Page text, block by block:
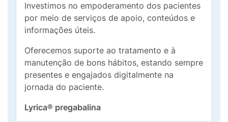
Investimos no empoderamento dos pacientes
por meio de serviços de apoio, conteúdos e
informações úteis.
Oferecemos suporte ao tratamento e à
manutenção de bons hábitos, estando sempre
presentes e engajados digitalmente na
jornada do paciente.
Lyrica® pregabalina